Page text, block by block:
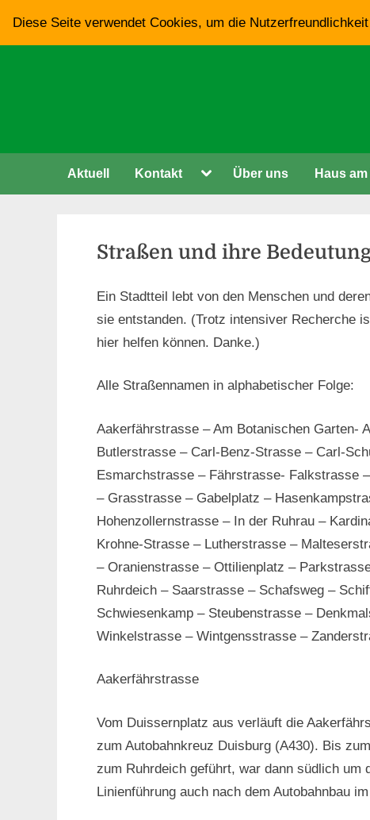
Aktuell Kontakt
Toggle
menu
Über uns Haus
Straßen und ihre
Ein Stadtteil lebt von den Menschen und
sie entstanden. (Trotz intensiver Recherche
hier helfen können. Danke.)
Alle Straßennamen in alphabetischer Folge:
Aakerfährstrasse – Am Botanischen Garten-
Butlerstrasse – Carl-Benz-Strasse – Carl-
Esmarchstrasse – Fährstrasse- Falkstrasse
– Grasstrasse – Gabelplatz –
Hohenzollernstrasse – In der Ruhrau –
Krohne-Strasse – Lutherstrasse –
– Oranienstrasse – Ottilienplatz –
Ruhrdeich – Saarstrasse – Schafsweg –
Schwiesenkamp – Steubenstrasse –
Winkelstrasse – Wintgensstrasse –
Aakerfährstrasse
Vom Duissernplatz aus verläuft die
zum Autobahnkreuz Duisburg (A430). Bis
zum Ruhrdeich geführt, war dann südlich
Linienführung auch nach dem Autobahnbau
Diese Seite verwendet Cookies, um die